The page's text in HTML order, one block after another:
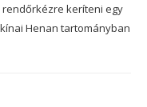
keríteni egy
Henan tartományban